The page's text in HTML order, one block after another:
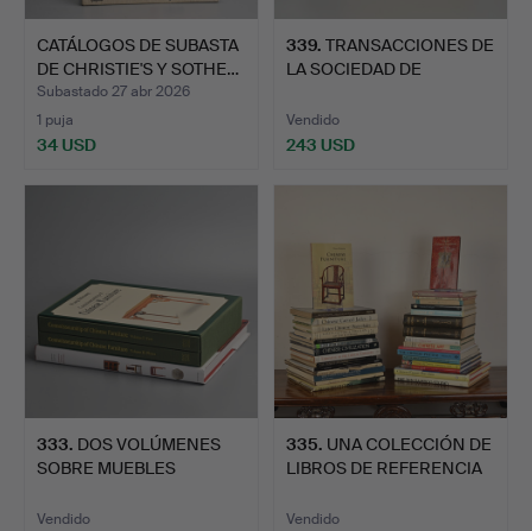
CATÁLOGOS DE SUBASTA
DE CHRISTIE'S Y SOTHE…
Subastado 27 abr 2026
1 puja
34 USD
339. TRANSACCIONES DE
LA SOCIEDAD DE
Vendido
243 USD
333. DOS VOLÚMENES
SOBRE MUEBLES
Vendido
335. UNA COLECCIÓN DE
LIBROS DE REFERENCIA
Vendido